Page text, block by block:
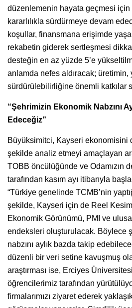
düzenlemenin hayata geçmesi
kararlılıkla sürdürmeye devam
koşullar, finansmana erişimde
rekabetin giderek sertleşmesi
desteğin en az yüzde 5’e
anlamda nefes aldıracak; üretimin,
sürdürülebilirliğine önemli katkılar
“Şehrimizin Ekonomik Nabzını
Edeceğiz”
Büyüksimitci, Kayseri ekonomisini
şekilde analiz etmeyi amaçlayan
TOBB öncülüğünde ve Odamızın
tarafından kasım ayı itibarıyla
“Türkiye genelinde TCMB’nin
şekilde, Kayseri için de Reel Kesim
Ekonomik Görünümü, PMI ve
endeksleri oluşturulacak. Böylece
nabzını aylık bazda takip
düzenli bir veri setine kavuşmuş
araştırması ise, Erciyes
öğrencilerimiz tarafından
firmalarımızı ziyaret ederek